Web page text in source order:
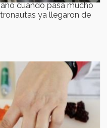
cuando pasa mucho
ya llegaron de